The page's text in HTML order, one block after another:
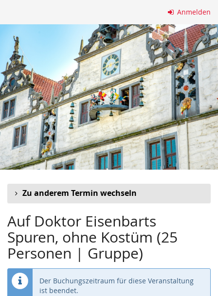
springen
Anmelden
Zu anderem Termin wechseln
Auf Doktor Eisenbarts
Spuren, ohne Kostüm (25
Personen | Gruppe)
Der Buchungszeitraum für diese Veranstaltung
ist beendet.